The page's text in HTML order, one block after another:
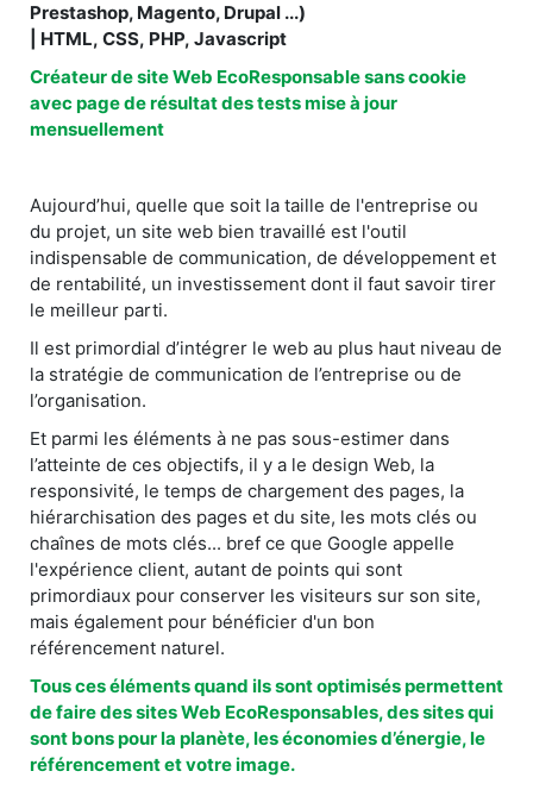
Prestashop, Magento, Drupal ...)
| HTML, CSS, PHP, Javascript
Créateur de site Web EcoResponsable sans cookie
avec page de résultat des tests mise à jour
mensuellement
Aujourd’hui, quelle que soit la taille de l'entreprise ou
du projet, un site web bien travaillé est l'outil
indispensable de communication, de développement et
de rentabilité, un investissement dont il faut savoir tirer
le meilleur parti.
Il est primordial d’intégrer le web au plus haut niveau de
la stratégie de communication de l’entreprise ou de
l’organisation.
Et parmi les éléments à ne pas sous-estimer dans
l’atteinte de ces objectifs, il y a le design Web, la
responsivité, le temps de chargement des pages, la
hiérarchisation des pages et du site, les mots clés ou
chaînes de mots clés... bref ce que Google appelle
l'expérience client, autant de points qui sont
primordiaux pour conserver les visiteurs sur son site,
mais également pour bénéficier d'un bon
référencement naturel.
Tous ces éléments quand ils sont optimisés permettent
de faire des sites Web EcoResponsables, des sites qui
sont bons pour la planète, les économies d’énergie, le
référencement et votre image.